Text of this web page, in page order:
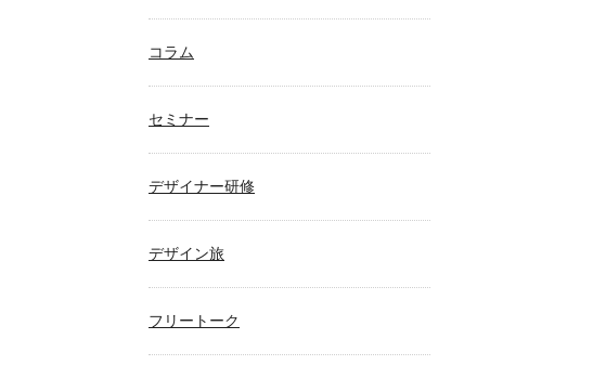
コラム
セミナー
デザイナー研修
デザイン旅
フリートーク